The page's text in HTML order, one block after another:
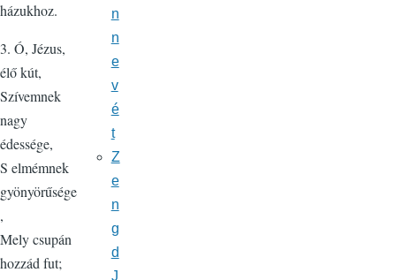
házukhoz.
3. Ó, Jézus,
élő kút,
Szívemnek
nagy
édessége,
S elmémnek
gyönyörűsége
,
Mely csupán
hozzád fut;
n
n
e
v
é
t
Z
e
n
g
d
J